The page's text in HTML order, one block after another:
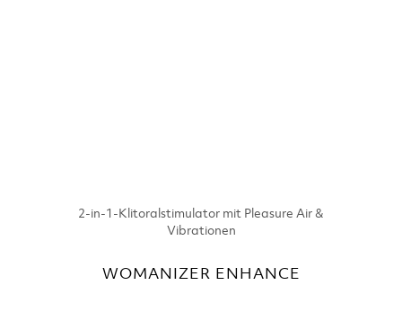
WOMANIZER ENHANCE
2-in-1-Klitoralstimulator mit Pleasure Air &
Vibrationen